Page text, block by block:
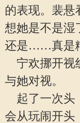
的表现。裴悬
想她是不是湿
还是……真是
宁欢挪开视
与她对视。
起了一次头
会从玩闹开头